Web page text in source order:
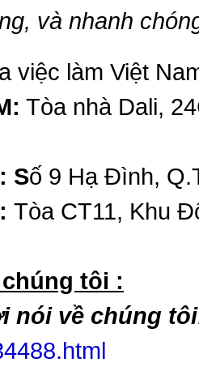
và nhanh
việc làm Việt
Tòa nhà Dali,
Số 9 Hạ Đình,
Tòa CT11, Khu
tôi :
nói về chúng